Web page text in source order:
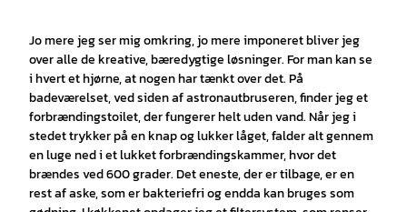
Jo mere jeg ser mig omkring, jo mere imponeret bliver jeg
over alle de kreative, bæredygtige løsninger. For man kan se
i hvert et hjørne, at nogen har tænkt over det. På
badeværelset, ved siden af astronautbruseren, finder jeg et
forbrændingstoilet, der fungerer helt uden vand. Når jeg i
stedet trykker på en knap og lukker låget, falder alt gennem
en luge ned i et lukket forbrændingskammer, hvor det
brændes ved 600 grader. Det eneste, der er tilbage, er en
rest af aske, som er bakteriefri og endda kan bruges som